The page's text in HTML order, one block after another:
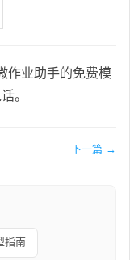
作业助手的免费模
。
下一篇 →
指南